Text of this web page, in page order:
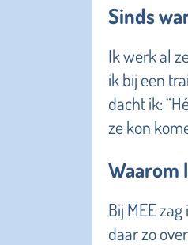
Sinds
Ik werk al
ik bij een
dacht ik:
ze kon
Waarom
Bij MEE
daar zo